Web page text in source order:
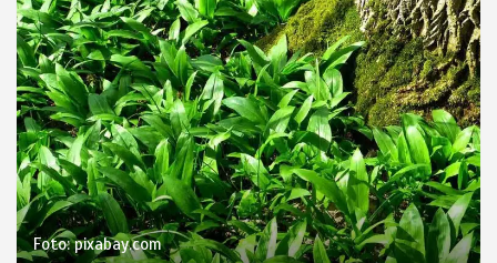
Foto: pixabay.com